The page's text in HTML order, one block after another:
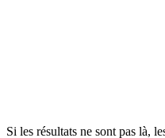
Si les résultats ne sont pas là,